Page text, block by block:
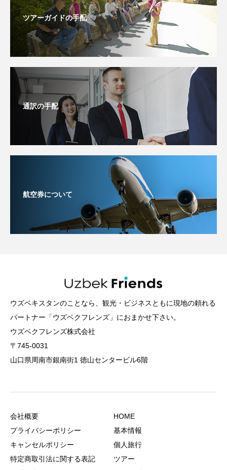
ツアーガイドの手配
通訳の手配
航空券について
ウズベキスタンのことなら、観光・ビジネスともに現地の頼れる
パートナー「ウズベクフレンズ」におまかせ下さい。
ウズベクフレンズ株式会社
〒745-0031
山口県周南市銀南街1 徳山センタービル6階
会社概要
プライバシーポリシー
キャンセルポリシー
特定商取引法に関する表記
HOME
基本情報
個人旅行
ツアー